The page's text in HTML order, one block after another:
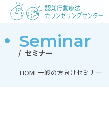
Seminar
セミナー
HOME一般の方向けセミナー